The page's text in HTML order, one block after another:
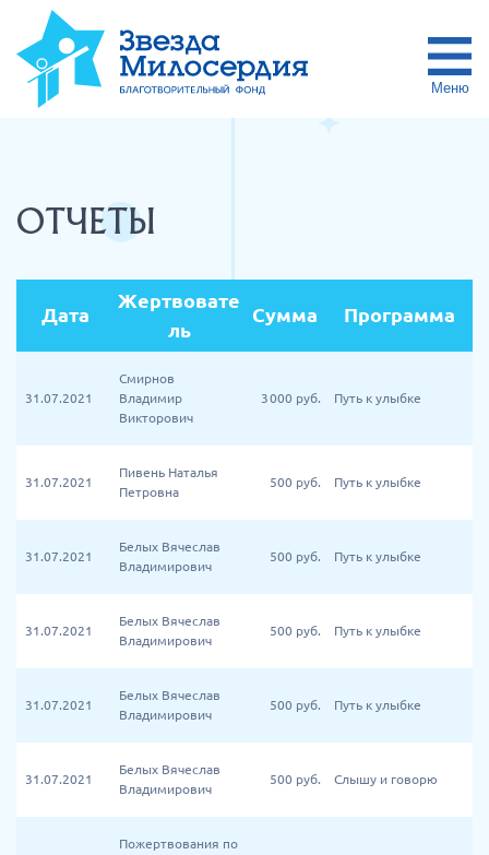
Меню
ОТЧЕТЫ
Дата
Жертвовате
ль
Сумма Программа
31.07.2021
Смирнов
Владимир
Викторович
3 000 руб. Путь к улыбке
31.07.2021
Пивень Наталья
Петровна
500 руб. Путь к улыбке
31.07.2021
Белых Вячеслав
Владимирович
500 руб. Путь к улыбке
31.07.2021
Белых Вячеслав
Владимирович
500 руб. Путь к улыбке
31.07.2021
Белых Вячеслав
Владимирович
500 руб. Путь к улыбке
31.07.2021
Белых Вячеслав
Владимирович
500 руб. Слышу и говорю
Пожертвования по